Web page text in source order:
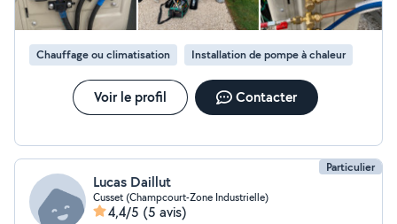
Chauffage ou climatisation Installation de pompe à chaleur
Voir le profil Contacter
Particulier
Lucas Daillut
Cusset (Champcourt-Zone Industrielle)
4,4/5 (5 avis)